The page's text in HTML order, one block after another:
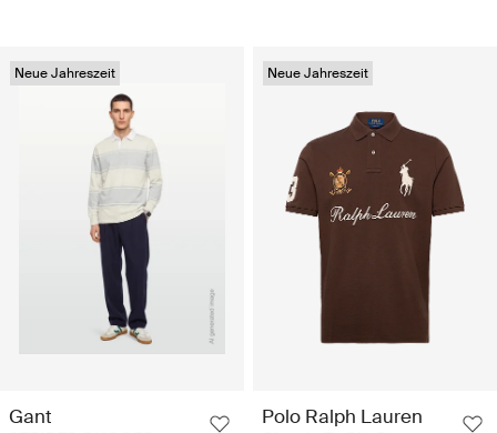
Neue Jahreszeit
Gant
Neue Jahreszeit
Polo Ralph Lauren